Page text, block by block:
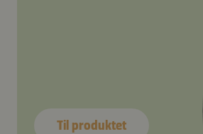
Til produktet